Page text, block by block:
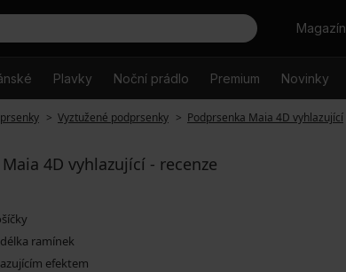
HledatMagazín
Plavky Noční prádlo Premium Novinky
Vyztužené podprsenky Podprsenka Maia 4D vyhlazující
4D vyhlazující - recenze
ramínek
efektem